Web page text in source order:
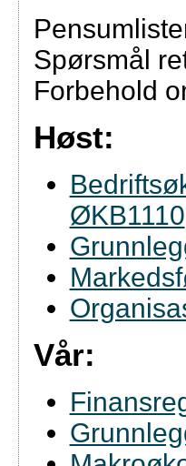
Spørsmål
Forbehold
Høst:
ØKB1110
Vår: